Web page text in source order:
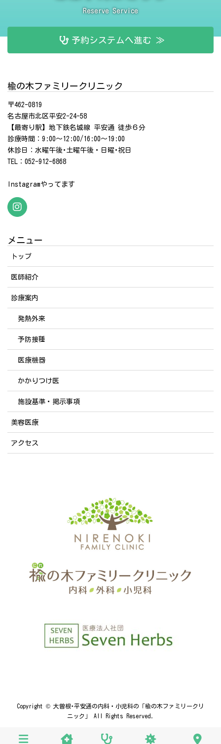
Reserve Service
予約システムへ進む ≫
楡の木ファミリークリニック
〒462-0819
名古屋市北区平安2-24-58
【最寄り駅】地下鉄名城線 平安通 徒歩６分
診療時間：9:00～12:00/16:00～19:00
休診日：水曜午後･土曜午後・日曜･祝日
TEL：052-912-6868
Instagramやってます
メニュー
トップ
医師紹介
診療案内
発熱外来
予防接種
医療機器
かかりつけ医
施設基準・掲示事項
美容医療
アクセス
Copyright © 大曽根･平安通の内科・小児科の「楡の木ファミリークリ
ニック」 All Rights Reserved.